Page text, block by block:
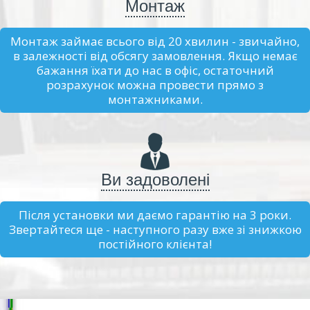
Монтаж
Монтаж займає всього від 20 хвилин - звичайно,
в залежності від обсягу замовлення. Якщо немає
бажання їхати до нас в офіс, остаточний
розрахунок можна провести прямо з
монтажниками.
Ви задоволені
Після установки ми даємо гарантію на 3 роки.
Звертайтеся ще - наступного разу вже зі знижкою
постійного клієнта!